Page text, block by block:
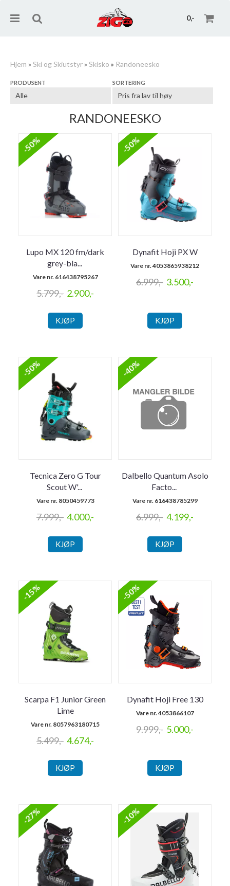
0,-
Hjem » Ski og Skiutstyr» Skisko » Randoneesko
PRODUSENT SORTERING
RANDONEESKO
-50%
Lupo MX 120 fm/dark
grey-bla...
Vare nr. 616438795267
5.799,- 2.900,-
KJØP
-50%
Dynafit Hoji PX W
Vare nr. 4053865938212
6.999,- 3.500,-
KJØP
-50%
Tecnica Zero G Tour
Scout W'...
Vare nr. 8050459773
7.999,- 4.000,-
KJØP
-40%
Dalbello Quantum Asolo
Facto...
Vare nr. 616438785299
6.999,- 4.199,-
KJØP
-15%
Scarpa F1 Junior Green
Lime
Vare nr. 8057963180715
5.499,- 4.674,-
KJØP
-50%
Dynafit Hoji Free 130
Vare nr. 4053866107
9.999,- 5.000,-
KJØP
-27% -10%